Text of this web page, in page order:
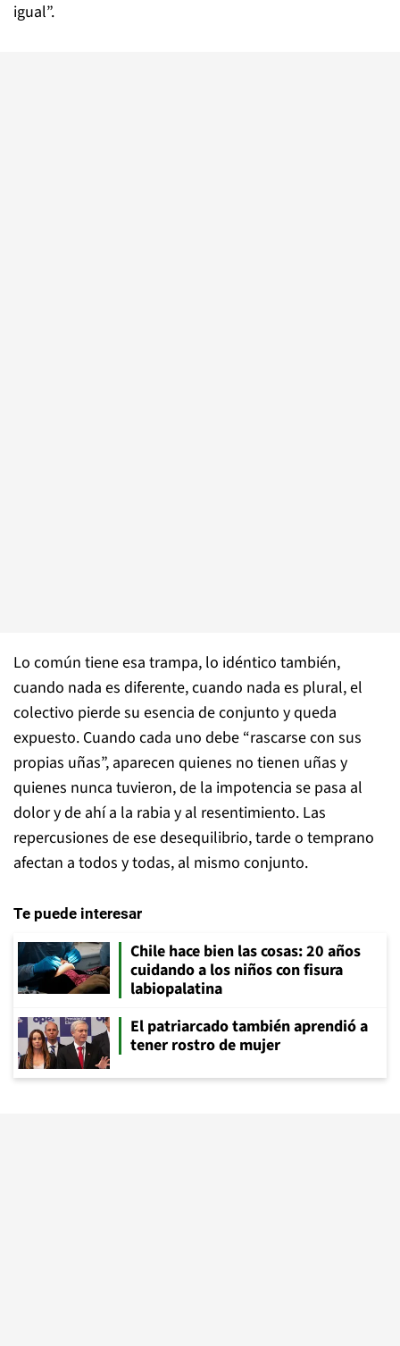
igual”.
Lo común tiene esa trampa, lo idéntico también,
cuando nada es diferente, cuando nada es plural, el
colectivo pierde su esencia de conjunto y queda
expuesto. Cuando cada uno debe “rascarse con sus
propias uñas”, aparecen quienes no tienen uñas y
quienes nunca tuvieron, de la impotencia se pasa al
dolor y de ahí a la rabia y al resentimiento. Las
repercusiones de ese desequilibrio, tarde o temprano
afectan a todos y todas, al mismo conjunto.
Te puede interesar
Chile hace bien las cosas: 20 años
cuidando a los niños con fisura
labiopalatina
El patriarcado también aprendió a
tener rostro de mujer